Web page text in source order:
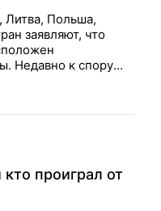
Литва, Польша,
заявляют, что
Недавно к спору
прав!
проиграл от